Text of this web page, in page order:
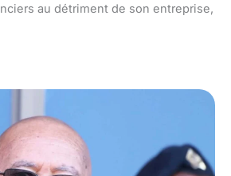
au détriment de son entreprise,